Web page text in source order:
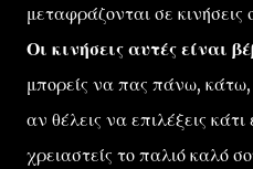
μεταφράζονται σε κινήσεις
Οι κινήσεις αυτές είναι
μπορείς να πας πάνω, κάτω,
αν θέλεις να επιλέξεις
χρειαστείς το παλιό καλό